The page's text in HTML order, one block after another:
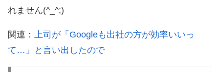
れません(^_^;)
関連：
上司が「Googleも出社の方が効率いいっ
て…」と言い出したので